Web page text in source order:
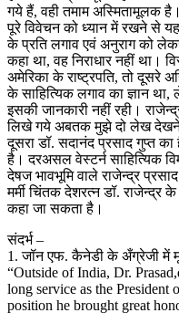
गये हैं, वही तमाम अस्मितामूलक है।
पूरे विवेचन को ध्यान में रखने से यह
के प्रति लगाव एवं अनुराग को
कहा था, वह निराधार नहीं था।
अमेरिका के राष्ट्रपति, तो दूसरे
के साहित्यिक लगाव का ज्ञान
इसकी जानकारी नहीं रही।
लिखे गये अबतक मुझे दो लेख देखने
दूसरा डॉ. सदानंद प्रसाद गुप्त
है। दरअसल वेस्टर्न साहित्यिक
देषज भावभूमि वाले राजेन्द्र
मर्मी चिंतक देशरत्न डॉ. राजेन्द्र
कहा जा सकता है।
संदर्भ –
1. जॉन एफ. कैनेडी के अँग्रेजी में
“Outside of India, Dr.
long service as the
position he brought great